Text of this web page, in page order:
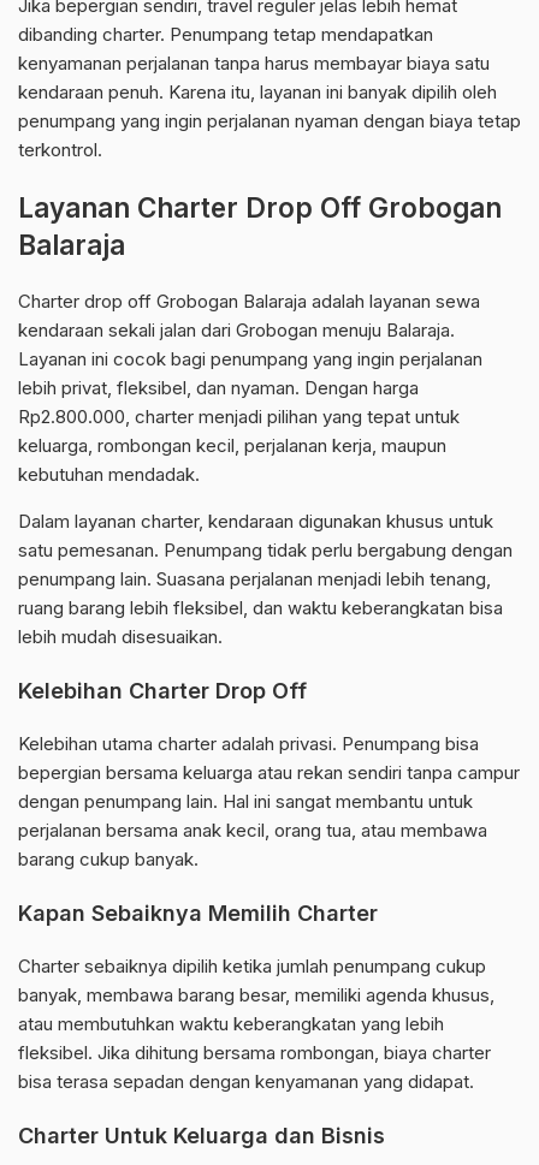
Jika bepergian sendiri, travel reguler jelas lebih hemat
dibanding charter. Penumpang tetap mendapatkan
kenyamanan perjalanan tanpa harus membayar biaya satu
kendaraan penuh. Karena itu, layanan ini banyak dipilih oleh
penumpang yang ingin perjalanan nyaman dengan biaya tetap
terkontrol.
Layanan Charter Drop Off Grobogan
Balaraja
Charter drop off Grobogan Balaraja adalah layanan sewa
kendaraan sekali jalan dari Grobogan menuju Balaraja.
Layanan ini cocok bagi penumpang yang ingin perjalanan
lebih privat, fleksibel, dan nyaman. Dengan harga
Rp2.800.000, charter menjadi pilihan yang tepat untuk
keluarga, rombongan kecil, perjalanan kerja, maupun
kebutuhan mendadak.
Dalam layanan charter, kendaraan digunakan khusus untuk
satu pemesanan. Penumpang tidak perlu bergabung dengan
penumpang lain. Suasana perjalanan menjadi lebih tenang,
ruang barang lebih fleksibel, dan waktu keberangkatan bisa
lebih mudah disesuaikan.
Kelebihan Charter Drop Off
Kelebihan utama charter adalah privasi. Penumpang bisa
bepergian bersama keluarga atau rekan sendiri tanpa campur
dengan penumpang lain. Hal ini sangat membantu untuk
perjalanan bersama anak kecil, orang tua, atau membawa
barang cukup banyak.
Kapan Sebaiknya Memilih Charter
Charter sebaiknya dipilih ketika jumlah penumpang cukup
banyak, membawa barang besar, memiliki agenda khusus,
atau membutuhkan waktu keberangkatan yang lebih
fleksibel. Jika dihitung bersama rombongan, biaya charter
bisa terasa sepadan dengan kenyamanan yang didapat.
Charter Untuk Keluarga dan Bisnis